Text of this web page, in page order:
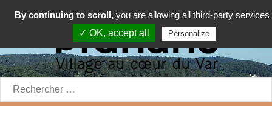
Rechercher:
By continuing to scroll, you are allowing all third-party services
✓ OK, accept all
Personalize